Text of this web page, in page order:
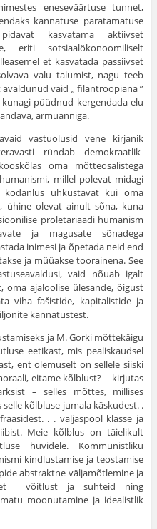
eneseväärtuse tunnet,
kannatuse paratamatuse
kasvatama aktiivset
eriti sotsiaalökonoomiliselt
et kasvatada passiivset
valu talumist, nagu teeb
vaid „ filantroopiana ”
püüdnud kergendada elu
armuanniga.
vastuolusid vene kirjanik
ründab demokraatlik-
oma mõtteosalistega
millel polevat midagi
kodanlus uhkustavat kui oma
ühine olevat ainult sõna, kuna
proletariaadi humanism
ja magusate sõnadega
inimesi ja õpetada neid end
ja müüakse toorainena. See
vaid nõuab igalt
ajaloolise ülesande, õigust
viha fašistide, kapitalistide ja
kannatustest.
ja M. Gorki mõttekäigu
eetikast, mis pealiskaudsel
ent olemuselt on sellele siiski
eitame kõlblust? – kirjutas
– selles mõttes, millises
kõlbluse jumala käskudest. .
. . väljaspool klasse ja
Meie kõlblus on täielikult
huvidele. Kommunistliku
kindlustamise ja teostamise
abstraktne väljamõtlemine ja
võitlust ja suhteid ning
moonutamine ja idealistlik